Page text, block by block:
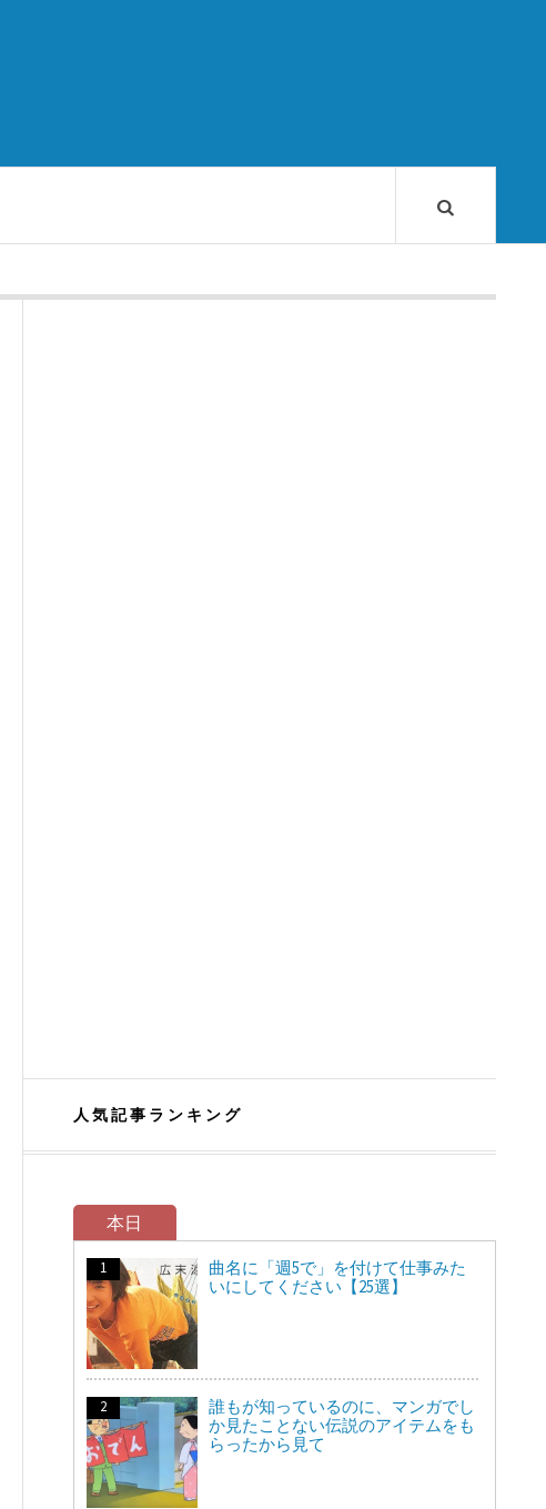
人気記事ランキング
本日
曲名に「週5で」を付けて仕事みた
いにしてください【25選】
誰もが知っているのに、マンガでし
か見たことない伝説のアイテムをも
らったから見て